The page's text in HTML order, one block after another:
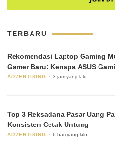
TERBARU
Rekomendasi Laptop Gaming
Gamer Baru: Kenapa ASUS
ADVERTISING 3 jam yang lalu
Top 3 Reksadana Pasar Uang
Konsisten Cetak Untung
ADVERTISING 6 hari yang lalu